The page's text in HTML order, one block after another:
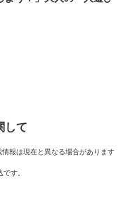
して
報は現在と異なる場合があります
す。